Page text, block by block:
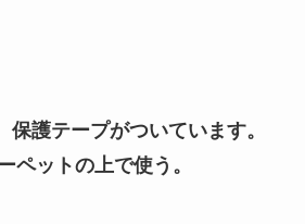
護テープがついています。
ペットの上で使う。